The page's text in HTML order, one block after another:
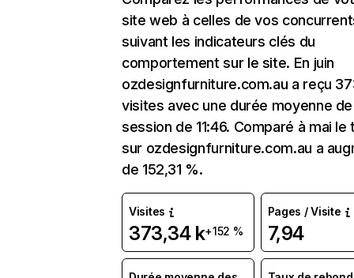
site web à celles de vos
suivant les indicateurs clés du
comportement sur le site. En juin
ozdesignfurniture.com.au a reçu
visites avec une durée moyenne
session de 11:46. Comparé à mai le
sur ozdesignfurniture.com.au a
de 152,31 %.
Visites
373,34 k+152 %
Pages / Visite
7,94